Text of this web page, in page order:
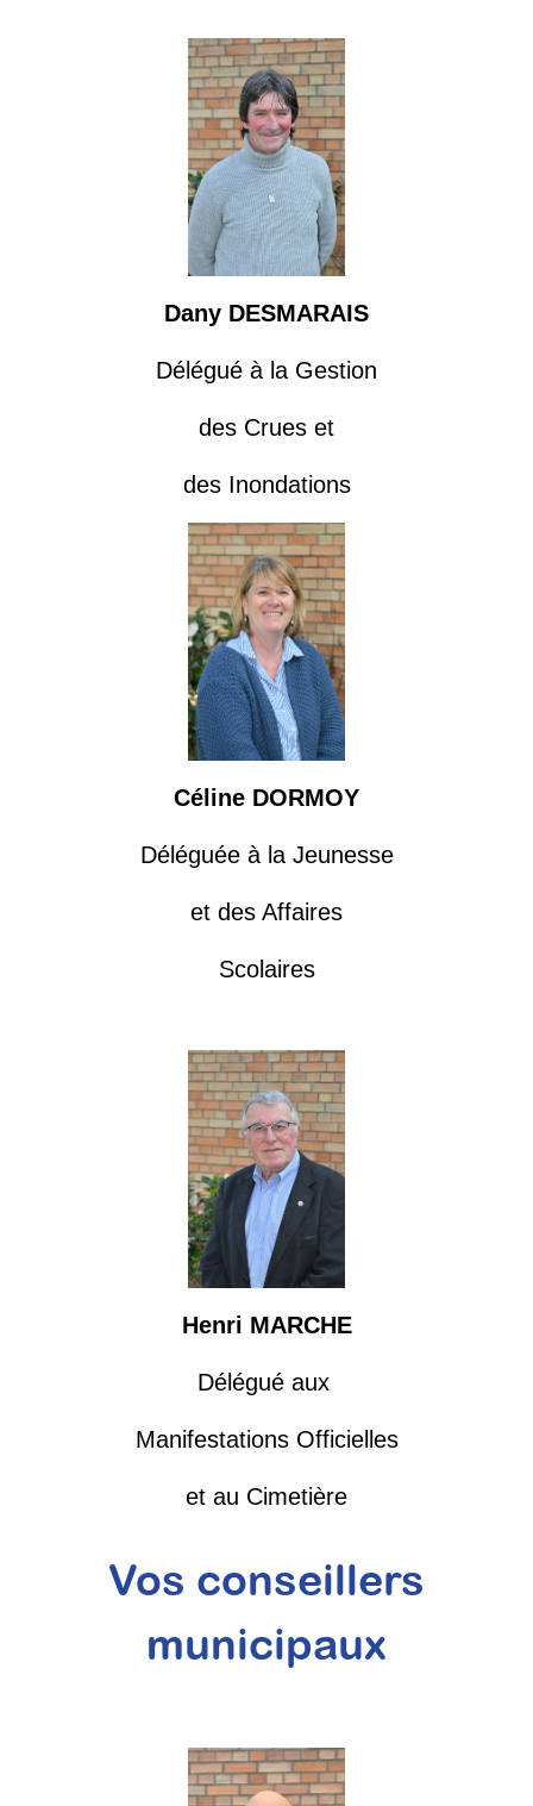
Dany DESMARAIS
Délégué à la Gestion
des Crues et
des Inondations
Céline DORMOY
Déléguée à la Jeunesse
et des Affaires
Scolaires
Henri MARCHE
Délégué aux
Manifestations Officielles
et au Cimetière
Vos conseillers
municipaux